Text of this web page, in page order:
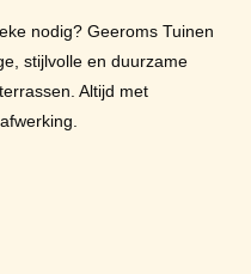
nodig? Geeroms Tuinen
stijlvolle en duurzame
Altijd met